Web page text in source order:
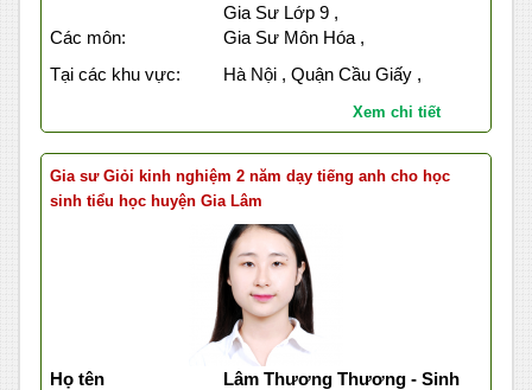
Gia Sư Lớp 9 ,
Các môn:
Gia Sư Môn Hóa ,
Tại các khu vực:
Hà Nội , Quận Cầu Giấy ,
Xem chi tiết
Gia sư Giỏi kinh nghiệm 2 năm dạy tiếng anh cho học
sinh tiểu học huyện Gia Lâm
Họ tên
Lâm Thương Thương - Sinh